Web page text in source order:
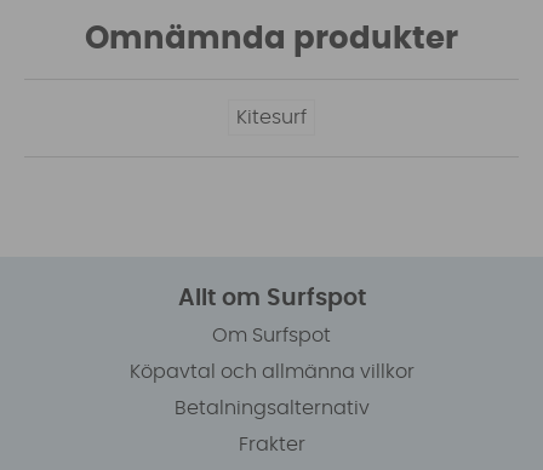
Omnämnda produkter
Kitesurf
Allt om Surfspot
Om Surfspot
Köpavtal och allmänna villkor
Betalningsalternativ
Frakter